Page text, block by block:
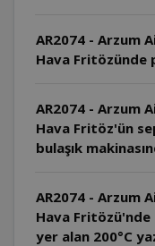
AR2074 - Arzum
Hava Fritözünde
AR2074 - Arzum
Hava Fritöz'ün sepet tutma yeriyle birlikte
bulaşık
AR2074 - Arzum
Hava Fritözü'nde
yer alan 200°C